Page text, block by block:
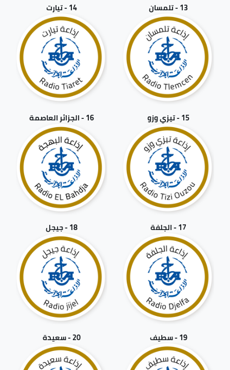
13 - تلمسان 14 - تيارت
15 - تيزي وزو 16 - الجزائر العاصمة
17 - الجلفة 18 - جيجل
19 - سطيف 20 - سعيدة